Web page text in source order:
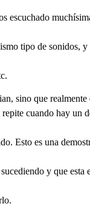
escuchado
tipo de sonidos, y
sino que realmente
repite cuando hay un
Esto es una
y que esta